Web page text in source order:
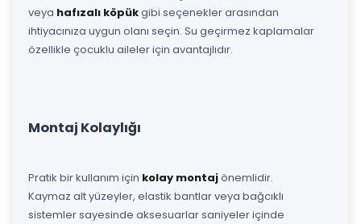
veya hafızalı köpükgibi seçenekler arasından
ihtiyacınıza uygun olanı seçin. Su geçirmez kaplamalar
özellikle çocuklu aileler için avantajlıdır.
Montaj Kolaylığı
Pratik bir kullanım için kolay montajönemlidir.
Kaymaz alt yüzeyler, elastik bantlar veya bağcıklı
sistemler sayesinde aksesuarlar saniyeler içinde